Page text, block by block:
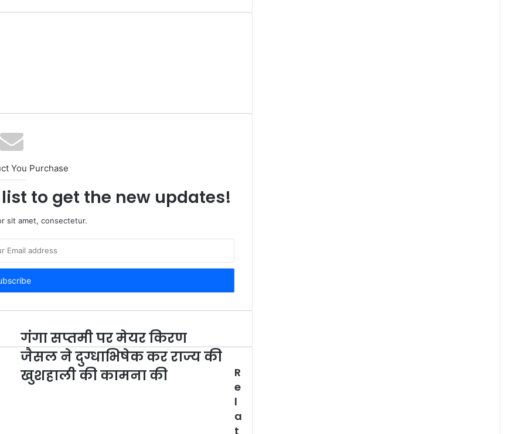
You Purchase
to get the new updates!
sit amet, consectetur.
गंगा सप्तमी पर मेयर किरण
जैसल ने दुग्धाभिषेक कर राज्य की
खुशहाली की कामना की
R
e
l
a
t